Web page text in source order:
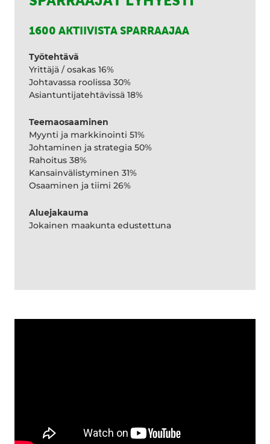
1600 AKTIIVISTA SPARRAAJAA
Työtehtävä
Yrittäjä / osakas 16%
Johtavassa roolissa 30%
Asiantuntijatehtävissä 18%
Teemaosaaminen
Myynti ja markkinointi 51%
Johtaminen ja strategia 50%
Rahoitus 38%
Kansainvälistyminen 31%
Osaaminen ja tiimi 26%
Aluejakauma
Jokainen maakunta edustettuna